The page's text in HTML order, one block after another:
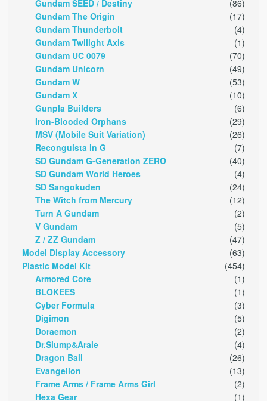
Gundam SEED / Destiny
(86)
Gundam The Origin
(17)
Gundam Thunderbolt
(4)
Gundam Twilight Axis
(1)
Gundam UC 0079
(70)
Gundam Unicorn
(49)
Gundam W
(53)
Gundam X
(10)
Gunpla Builders
(6)
Iron-Blooded Orphans
(29)
MSV (Mobile Suit Variation)
(26)
Reconguista in G
(7)
SD Gundam G-Generation ZERO
(40)
SD Gundam World Heroes
(4)
SD Sangokuden
(24)
The Witch from Mercury
(12)
Turn A Gundam
(2)
V Gundam
(5)
Z / ZZ Gundam
(47)
Model Display Accessory
(63)
Plastic Model Kit
(454)
Armored Core
(1)
BLOKEES
(1)
Cyber Formula
(3)
Digimon
(5)
Doraemon
(2)
Dr.Slump&Arale
(4)
Dragon Ball
(26)
Evangelion
(13)
Frame Arms / Frame Arms Girl
(2)
Hexa Gear
(1)